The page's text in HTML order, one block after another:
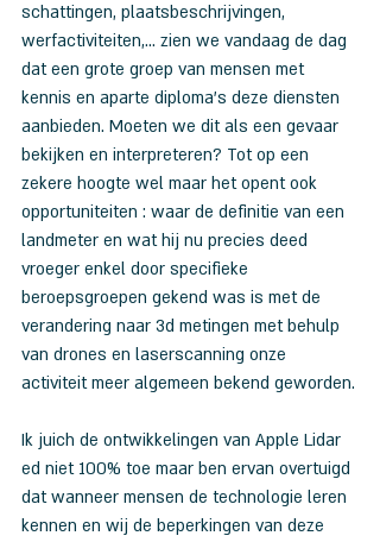
schattingen, plaatsbeschrijvingen,
werfactiviteiten,... zien we vandaag de dag
dat een grote groep van mensen met
kennis en aparte diploma's deze diensten
aanbieden. Moeten we dit als een gevaar
bekijken en interpreteren? Tot op een
zekere hoogte wel maar het opent ook
opportuniteiten : waar de definitie van een
landmeter en wat hij nu precies deed
vroeger enkel door specifieke
beroepsgroepen gekend was is met de
verandering naar 3d metingen met behulp
van drones en laserscanning onze
activiteit meer algemeen bekend geworden.
Ik juich de ontwikkelingen van Apple Lidar
ed niet 100% toe maar ben ervan overtuigd
dat wanneer mensen de technologie leren
kennen en wij de beperkingen van deze